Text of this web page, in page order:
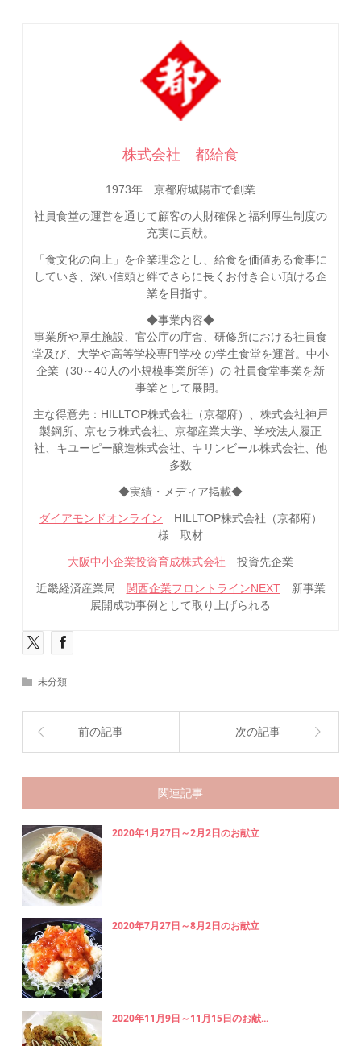
株式会社 都給食
1973年 京都府城陽市で創業
社員食堂の運営を通じて顧客の人財確保と福利厚生制度の
充実に貢献。
「食文化の向上」を企業理念とし、給食を価値ある食事に
していき、深い信頼と絆でさらに長くお付き合い頂ける企
業を目指す。
◆事業内容◆
事業所や厚生施設、官公庁の庁舎、研修所における社員食
堂及び、大学や高等学校専門学校 の学生食堂を運営。中小
企業（30～40人の小規模事業所等）の 社員食堂事業を新
事業として展開。
主な得意先：HILLTOP株式会社（京都府）、株式会社神戸
製鋼所、京セラ株式会社、京都産業大学、学校法人履正
社、キユーピー醸造株式会社、キリンビール株式会社、他
多数
◆実績・メディア掲載◆
ダイアモンドオンライン HILLTOP株式会社（京都府）
様 取材
大阪中小企業投資育成株式会社 投資先企業
近畿経済産業局 関西企業フロントラインNEXT新事業
展開成功事例として取り上げられる
未分類
前の記事 次の記事
関連記事
2020年1月27日～2月2日のお献立
2020年7月27日～8月2日のお献立
2020年11月9日～11月15日のお献...